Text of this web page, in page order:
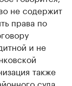
не содержит
права по
и не
также
суда